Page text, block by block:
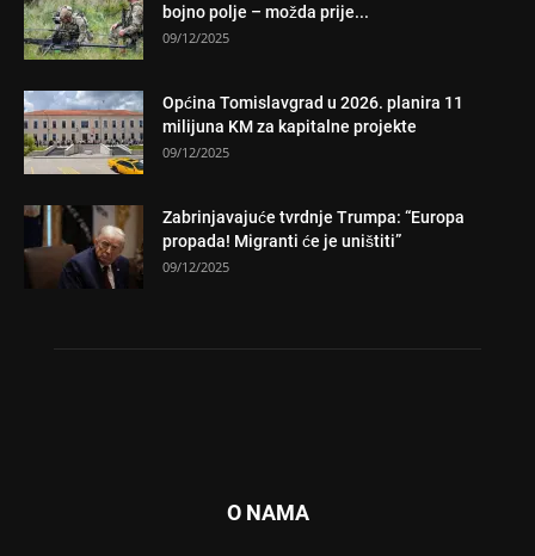
bojno polje – možda prije...
09/12/2025
Općina Tomislavgrad u 2026. planira 11
milijuna KM za kapitalne projekte
09/12/2025
Zabrinjavajuće tvrdnje Trumpa: “Europa
propada! Migranti će je uništiti”
09/12/2025
O NAMA